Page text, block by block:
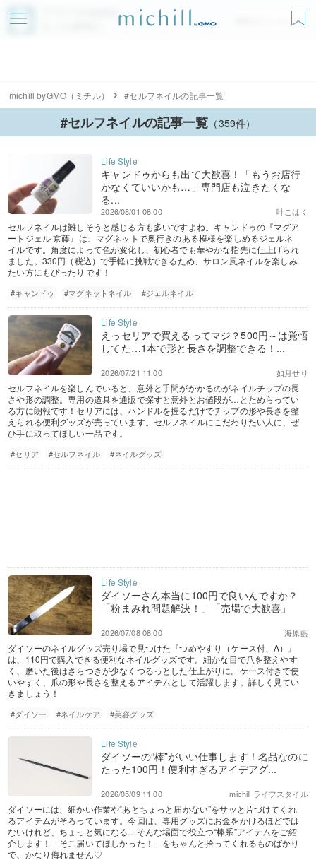
アプリでmichillが
無料ダウンロード
michill byGMO（ミチル） #セルフネイルの記事一覧
#セルフネイルの記事一覧 （359件）
キャンドゥからも出て大歓喜！「もうお店行
かなくていいかも…」専門店も泣きたくな
る...
叶こはく
2026/08/01 08:00
セルフネイルは難しそうと感じる方も多いですよね。キャンドゥの『マグア
ートジェル 京藤』は、マグネットで奥行きのある模様を楽しめるジェルネ
イルです。角度によって色が変化し、初心者でも華やかな指先に仕上げられ
ました。330円（税込）で手軽に挑戦できるため、サロン風ネイルを楽しみ
たい方にもぴったりです！
#キャンドゥ #マグネットネイル #ジェルネイル
えっセリアで買えるってマジ？500円～は覚悟
してた…1本で形と長さを調整できる！...
如月せり
2026/07/21 11:00
セルフネイルを楽しんでいると、意外と手間がかかるのがネイルチップの長
さや形の調整。専用の道具を通販で探すと意外とお値段が…とためらってい
る方に朗報です！セリアには、ハンドルを握るだけでチップの形や長さを整
えられる便利グッズが売っています。セルフネイルにこだわりたい人に、ぜ
ひ手に取ってほしい一品です。
#セリア #セルフネイル #ネイルグッズ
ダイソーさん本当に100円で良いんですか？
「粉まみれ問題解決！」「売場で大歓喜」
海原藍
2026/07/08 08:00
ダイソーのネイルグッズ売り場で見つけた『つめやすり（ケース付、A）』
は、110円で購入できる便利なネイルグッズです。細かな目で爪を整えやす
く、磨いた後はざらつきが少なくつるっとした仕上がりに。ケース付きで使
いやすく、爪の形や長さを整えるアイテムとして活躍します。詳しく見てい
きましょう！
#ダイソー #ネイルケア #美容グッズ
ダイソーの“棒”がいい仕事します！名品なのに
たった100円！便利すぎるアイデアグ...
michill ライフスタイル
2026/05/09 11:00
ダイソーには、細かい作業や“あとちょっと届かない”をサッと片づけてくれ
るアイテムがそろっています。今回は、専用グッズにお金をかけるほどでは
ないけれど、ちょっと気になる…そんな場面で役立つ“棒系”アイテムをご紹
介します！「そこ届いてほしかった！」をちゃんと拾ってくれるものばかり
で、かなり侮れません♡